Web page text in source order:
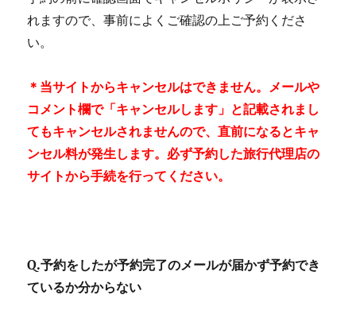
れますので、事前によくご確認の上ご予約くださ
い。
＊当サイトからキャンセルはできません。メールや
コメント欄で「キャンセルします」と記載されまし
てもキャンセルされませんので、直前になるとキャ
ンセル料が発生します。必ず予約した旅行代理店の
サイトから手続を行ってください。
Q.予約をしたが予約完了のメールが届かず予約でき
ているか分からない